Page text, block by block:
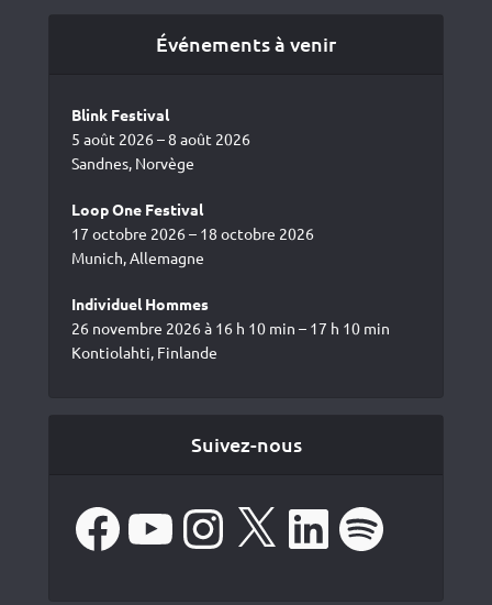
Événements à venir
Blink Festival
5 août 2026 – 8 août 2026
Sandnes, Norvège
Loop One Festival
17 octobre 2026 – 18 octobre 2026
Munich, Allemagne
Individuel Hommes
26 novembre 2026 à 16 h 10 min – 17 h 10 min
Kontiolahti, Finlande
Suivez-nous
FacebookYouTube Instagram LinkedIn Spotify